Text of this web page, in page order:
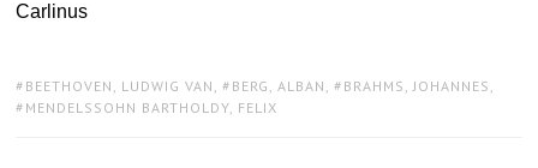
Carlinus
TAGS:
BEETHOVEN, LUDWIG VAN , BERG, ALBAN , BRAHMS, JOHANNES ,
MENDELSSOHN BARTHOLDY, FELIX